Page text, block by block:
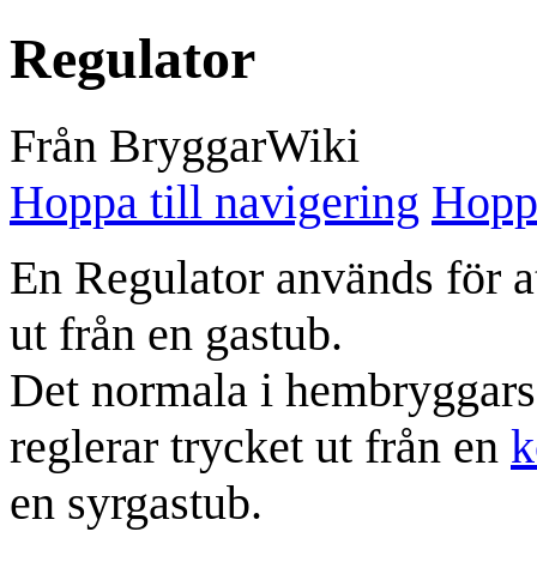
Regulator
Från BryggarWiki
Hoppa till navigering
En Regulator används för
ut från en gastub.
Det normala i
reglerar trycket ut från en
en syrgastub.